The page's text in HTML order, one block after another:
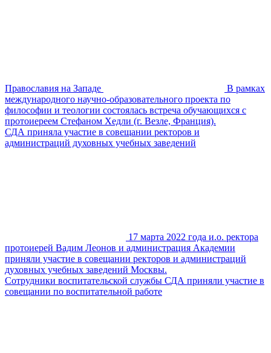
Православия на Западе
В рамках
международного научно-образовательного проекта по
философии и теологии состоялась встреча обучающихся с
протоиереем Стефаном Хедли (г. Везле, Франция).
СДА приняла участие в совещании ректоров и
администраций духовных учебных заведений
17 марта 2022 года и.о. ректора
протоиерей Вадим Леонов и администрация Академии
приняли участие в совещании ректоров и администраций
духовных учебных заведений Москвы.
Сотрудники воспитательской службы СДА приняли участие в
совещании по воспитательной работе